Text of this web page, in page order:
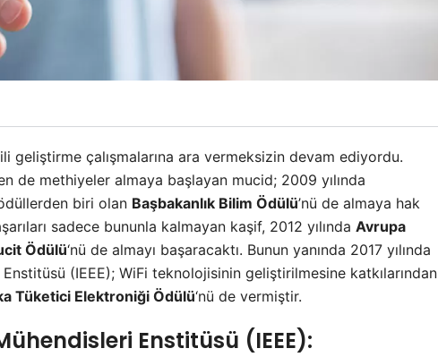
geliştirme çalışmalarına ara vermeksizin devam ediyordu.
de methiyeler almaya başlayan mucid; 2009 yılında
biri olan Başbakanlık Bilim Ödülü’nü de almaya hak
sadece bununla kalmayan kaşif, 2012 yılında Avrupa
Ödülü‘nü de almayı başaracaktı. Bunun yanında 2017 yılında
(IEEE); WiFi teknolojisinin geliştirilmesine katkılarından
Tüketici Elektroniği Ödülü‘nü de vermiştir.
Enstitüsü (IEEE):